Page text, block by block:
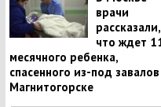
врачи
рассказали,
что ждет
месячного ребенка,
спасенного из-под
Магнитогорске